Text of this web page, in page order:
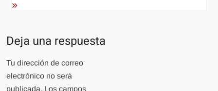
Deja una respuesta
Tu dirección de correo
electrónico no será
publicada. Los campos